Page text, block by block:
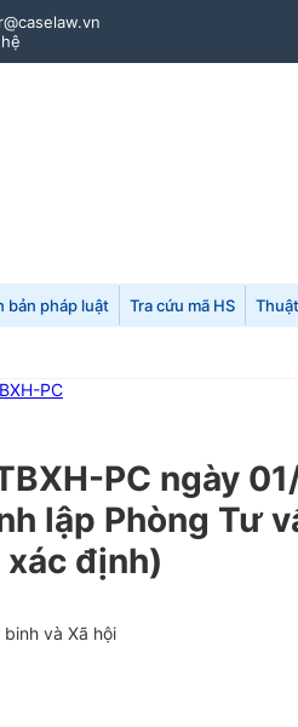
bản pháp luật Tra cứu mã HS
PC
PC ngày
lập Phòng Tư
định)
và Xã hội